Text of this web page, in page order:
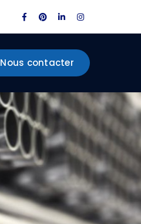
Facebook
Profile
Pinterest
Profile
LinkedIn
Profile
Instagram
Profile
Nous contacter